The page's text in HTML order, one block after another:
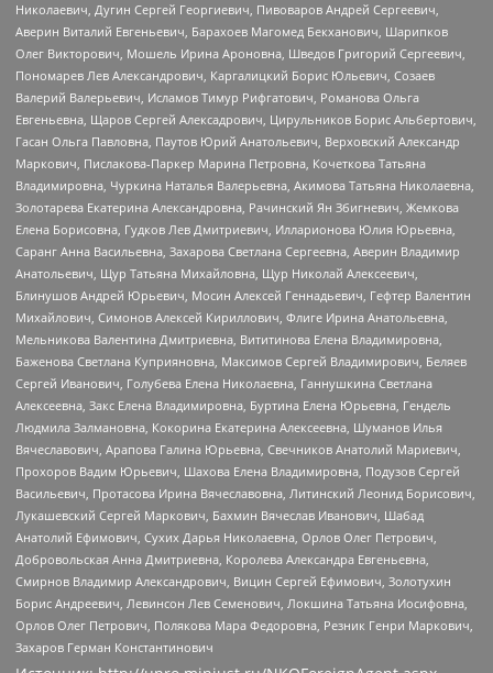
Николаевич, Дугин Сергей Георгиевич, Пивоваров Андрей Сергеевич,
Аверин Виталий Евгеньевич, Барахоев Магомед Бекханович, Шарипков
Олег Викторович, Мошель Ирина Ароновна, Шведов Григорий Сергеевич,
Пономарев Лев Александрович, Каргалицкий Борис Юльевич, Созаев
Валерий Валерьевич, Исламов Тимур Рифгатович, Романова Ольга
Евгеньевна, Щаров Сергей Алексадрович, Цирульников Борис Альбертович,
Гасан Ольга Павловна, Паутов Юрий Анатольевич, Верховский Александр
Маркович, Пислакова-Паркер Марина Петровна, Кочеткова Татьяна
Владимировна, Чуркина Наталья Валерьевна, Акимова Татьяна Николаевна,
Золотарева Екатерина Александровна, Рачинский Ян Збигневич, Жемкова
Елена Борисовна, Гудков Лев Дмитриевич, Илларионова Юлия Юрьевна,
Саранг Анна Васильевна, Захарова Светлана Сергеевна, Аверин Владимир
Анатольевич, Щур Татьяна Михайловна, Щур Николай Алексеевич,
Блинушов Андрей Юрьевич, Мосин Алексей Геннадьевич, Гефтер Валентин
Михайлович, Симонов Алексей Кириллович, Флиге Ирина Анатольевна,
Мельникова Валентина Дмитриевна, Вититинова Елена Владимировна,
Баженова Светлана Куприяновна, Максимов Сергей Владимирович, Беляев
Сергей Иванович, Голубева Елена Николаевна, Ганнушкина Светлана
Алексеевна, Закс Елена Владимировна, Буртина Елена Юрьевна, Гендель
Людмила Залмановна, Кокорина Екатерина Алексеевна, Шуманов Илья
Вячеславович, Арапова Галина Юрьевна, Свечников Анатолий Мариевич,
Прохоров Вадим Юрьевич, Шахова Елена Владимировна, Подузов Сергей
Васильевич, Протасова Ирина Вячеславовна, Литинский Леонид Борисович,
Лукашевский Сергей Маркович, Бахмин Вячеслав Иванович, Шабад
Анатолий Ефимович, Сухих Дарья Николаевна, Орлов Олег Петрович,
Добровольская Анна Дмитриевна, Королева Александра Евгеньевна,
Смирнов Владимир Александрович, Вицин Сергей Ефимович, Золотухин
Борис Андреевич, Левинсон Лев Семенович, Локшина Татьяна Иосифовна,
Орлов Олег Петрович, Полякова Мара Федоровна, Резник Генри Маркович,
Захаров Герман Константинович